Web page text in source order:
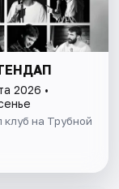
2026 •
клуб на Трубной